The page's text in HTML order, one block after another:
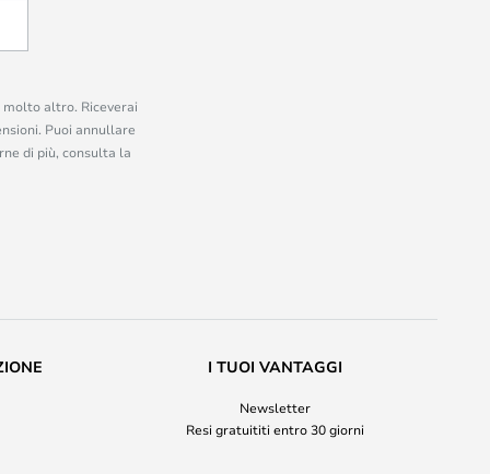
altro. Riceverai
Puoi annullare
di più, consulta la
I TUOI VANTAGGI
Newsletter
Resi gratuititi entro 30 giorni